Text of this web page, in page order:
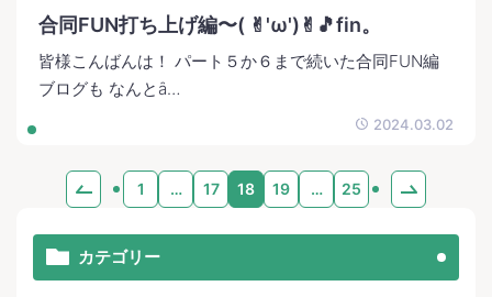
合同FUN打ち上げ編〜( ✌︎'ω')✌︎🎵fin。
皆様こんばんは！ パート５か６まで続いた合同FUN編
ブログも なんとȃ…
2024.03.02
1 … 17 18 19 … 25
カテゴリー